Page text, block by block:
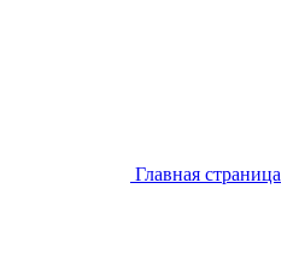
Главная страница